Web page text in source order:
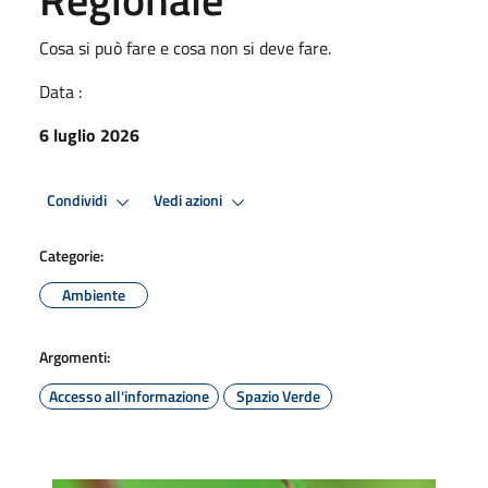
Cosa si può fare e cosa non si deve fare.
Data :
6 luglio 2026
Condividi Vedi azioni
Categorie:
Ambiente
Argomenti:
Accesso all'informazione
Spazio Verde